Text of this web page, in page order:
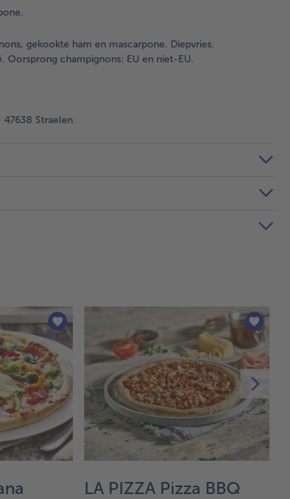
gekookte ham en mascarpone. Diepvries.
champignons: EU en niet-EU.
Straelen
LA PIZZA Pizza BBQ